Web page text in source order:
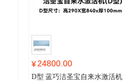
¥24800.00
D型 蓝巧洁圣宝自来水激活机